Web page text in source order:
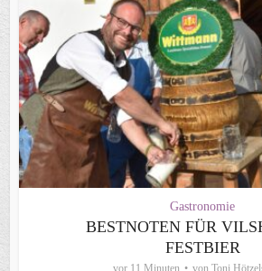
Gastronomie
BESTNOTEN FÜR
FESTBIER
vor 11 Minuten von Toni